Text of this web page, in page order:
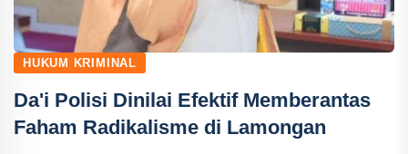
HUKUM KRIMINAL
Da'i Polisi Dinilai Efektif Memberantas
Faham Radikalisme di Lamongan